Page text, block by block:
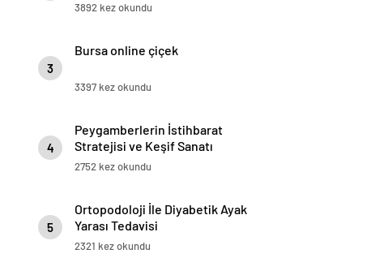
3892 kez okundu
3
Bursa online çiçek
3397 kez okundu
4
Peygamberlerin İstihbarat
Stratejisi ve Keşif Sanatı
2752 kez okundu
5
Ortopodoloji İle Diyabetik Ayak
Yarası Tedavisi
2321 kez okundu